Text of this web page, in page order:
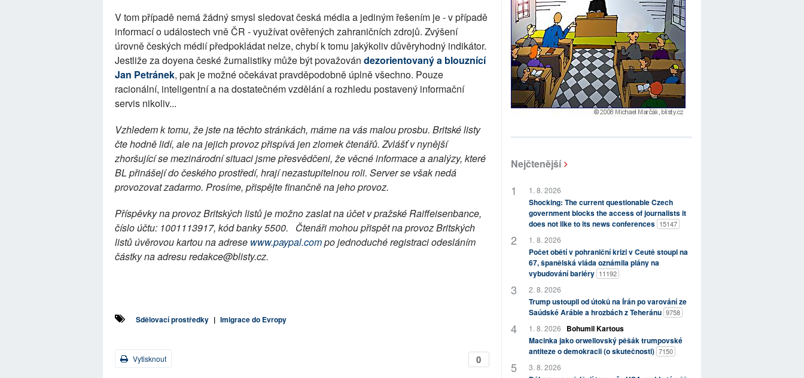
V tom případě nemá žádný smysl sledovat česká média a jediným řešením je - v případě
informací o událostech vně ČR - využívat ověřených zahraničních zdrojů. Zvýšení
úrovně českých médií předpokládat nelze, chybí k tomu jakýkoliv důvěryhodný indikátor.
Jestliže za doyena české žurnalistiky může být považován dezorientovaný a blouznící
Jan Petránek, pak je možné očekávat pravděpodobně úplně všechno. Pouze
racionální, inteligentní a na dostatečném vzdělání a rozhledu postavený informační
servis nikoliv...
Vzhledem k tomu, že jste na těchto stránkách, máme na vás malou prosbu. Britské listy
čte hodně lidí, ale na jejich provoz přispívá jen zlomek čtenářů. Zvlášť v nynější
zhoršující se mezinárodní situaci jsme přesvědčeni, že věcné informace a analýzy, které
BL přinášejí do českého prostředí, hrají nezastupitelnou roli. Server se však nedá
provozovat zadarmo. Prosíme, přispějte finančně na jeho provoz.
Příspěvky na provoz Britských listů je možno zaslat na účet v pražské Raiffeisenbance,
číslo účtu: 1001113917, kód banky 5500. Čtenáři mohou přispět na provoz Britských
listů úvěrovou kartou na adrese www.paypal.compo jednoduché registraci odesláním
částky na adresu redakce@blisty.cz.
Sdělovací prostředky | Imigrace do Evropy
0
Vytisknout
Nejčtenější
1. 8. 2026
Shocking: The current questionable Czech
government blocks the access of journalists it
does not like to its news conferences 15147
1. 8. 2026
Počet obětí v pohraniční krizi v Ceutě stoupl na
67, španělská vláda oznámila plány na
vybudování bariéry 11192
2. 8. 2026
Trump ustoupil od útoků na Írán po varování ze
Saúdské Arábie a hrozbách z Teheránu 9758
1. 8. 2026
Bohumil Kartous
Macinka jako orwellovský pěšák trumpovské
antiteze o demokracii (o skutečnosti) 7150
3. 8. 2026